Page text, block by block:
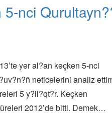
nci
yer al?an keçken 5-nci
neticelerini analiz
5 y?ll?qt?r. Keçken
2012’de bitti. Demek…